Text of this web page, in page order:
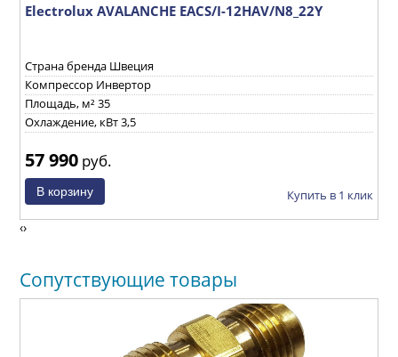
Electrolux AVALANCHE EACS/I-12HAV/N8_22Y
Страна бренда Швеция
Компрессор Инвертор
Площадь, м² 35
Охлаждение, кВт 3,5
57 990 руб.
Купить в 1 клик
‹›
Сопутствующие товары